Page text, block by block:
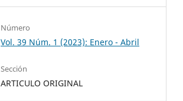
Número
Vol. 39 Núm. 1 (2023): Enero - Abril
Sección
ARTICULO ORIGINAL